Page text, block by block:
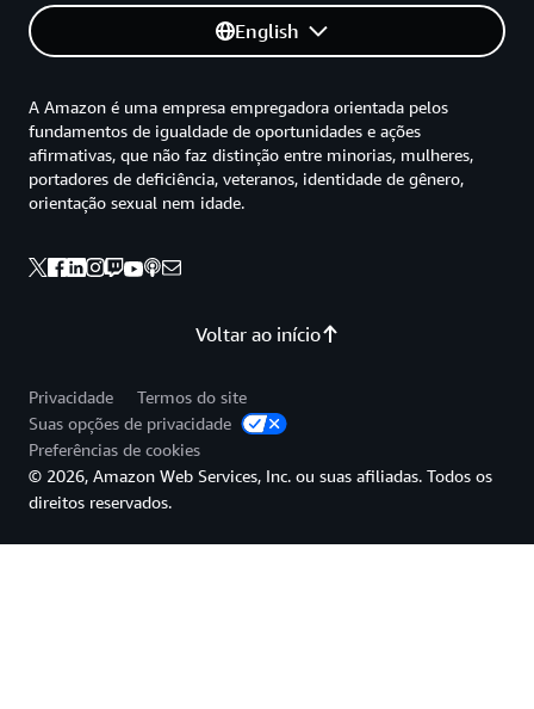
English
Voltar ao início
A Amazon é uma empresa empregadora orientada pelos
fundamentos de igualdade de oportunidades e ações
afirmativas, que não faz distinção entre minorias, mulheres,
portadores de deficiência, veteranos, identidade de gênero,
orientação sexual nem idade.
Privacidade
Termos do site
Suas opções de privacidade
Preferências de cookies
© 2026, Amazon Web Services, Inc. ou suas afiliadas. Todos os
direitos reservados.